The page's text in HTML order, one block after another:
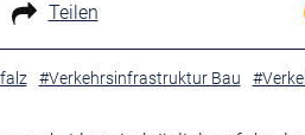
Teilen
#Verkehrsinfrastruktur Bau